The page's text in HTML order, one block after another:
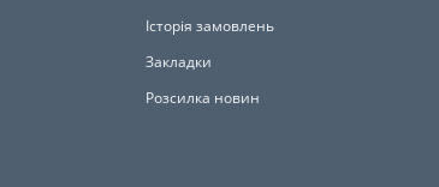
Історія замовлень
Закладки
Розсилка новин